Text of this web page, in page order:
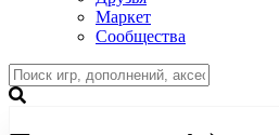
Маркет
Сообщества